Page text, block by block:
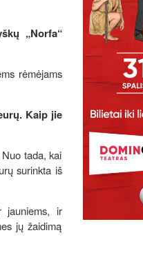
„Norfa“
rėmėjams
Kaip jie
tada, kai
surinkta iš
jauniems, ir
jų žaidimą